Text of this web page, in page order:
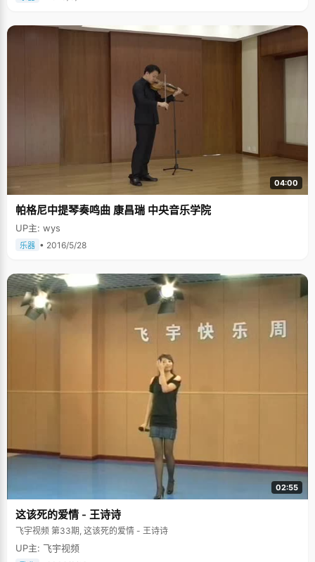
04:00
帕格尼中提琴奏鸣曲 康昌瑞 中央音乐学院
UP主: wys
乐器 • 2016/5/28
02:55
这该死的爱情 - 王诗诗
飞宇视频 第33期, 这该死的爱情 - 王诗诗
UP主: 飞宇视频